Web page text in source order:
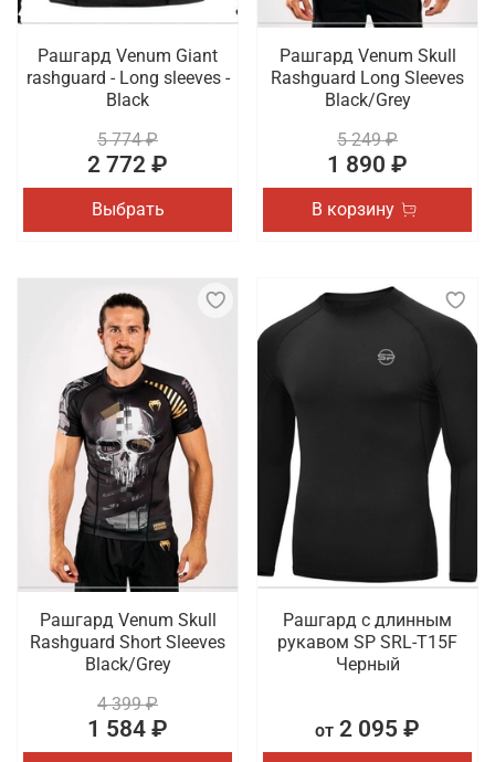
Рашгард Venum Giant
rashguard - Long sleeves -
Black
5 774 ₽
2 772 ₽
Выбрать
Рашгард Venum Skull
Rashguard Long Sleeves
Black/Grey
5 249 ₽
1 890 ₽
В корзину
Рашгард Venum Skull
Rashguard Short Sleeves
Black/Grey
4 399 ₽
1 584 ₽
Рашгард с длинным
рукавом SP SRL-T15F
Черный
от 2 095 ₽